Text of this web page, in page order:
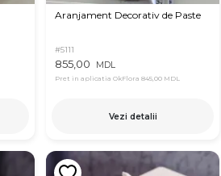
Aranjament Decorativ de Paste
#5111
855,00 MDL
Pret in aplicatia OkFlora 845,00 MDL
Vezi detalii